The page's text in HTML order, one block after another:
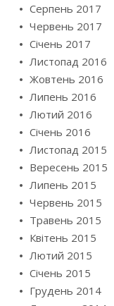
Серпень 2017
Червень 2017
Січень 2017
Листопад 2016
Жовтень 2016
Липень 2016
Лютий 2016
Січень 2016
Листопад 2015
Вересень 2015
Липень 2015
Червень 2015
Травень 2015
Квітень 2015
Лютий 2015
Січень 2015
Грудень 2014